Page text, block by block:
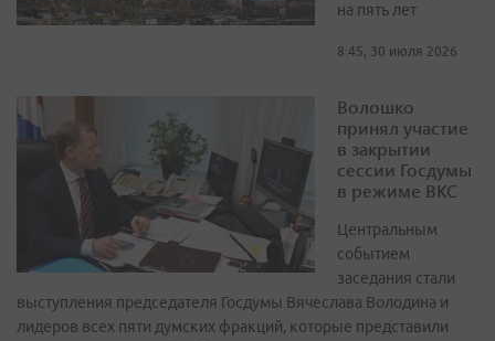
на пять лет
8:45, 30 июля 2026
Волошко
принял участие
в закрытии
сессии Госдумы
в режиме ВКС
Центральным
событием
заседания стали
выступления председателя Госдумы Вячеслава Володина и
лидеров всех пяти думских фракций, которые представили